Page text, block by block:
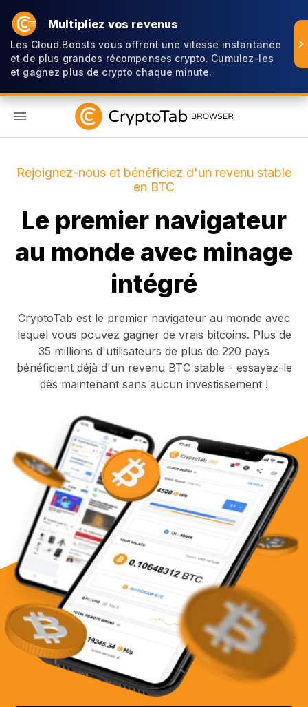
Multipliez vos revenus
Les Cloud.Boosts vous offrent une vitesse instantanée
et de plus grandes récompenses crypto. Cumulez-les
et gagnez plus de crypto chaque minute.
Rejoignez-nous et bénéficiez d'un revenu stable
en BTC
Le premier navigateur
au monde avec minage
intégré
CryptoTab est le premier navigateur au monde avec
lequel vous pouvez gagner de vrais bitcoins. Plus de
35 millions d'utilisateurs de plus de 220 pays
bénéficient déjà d'un revenu BTC stable - essayez-le
dès maintenant sans aucun investissement !